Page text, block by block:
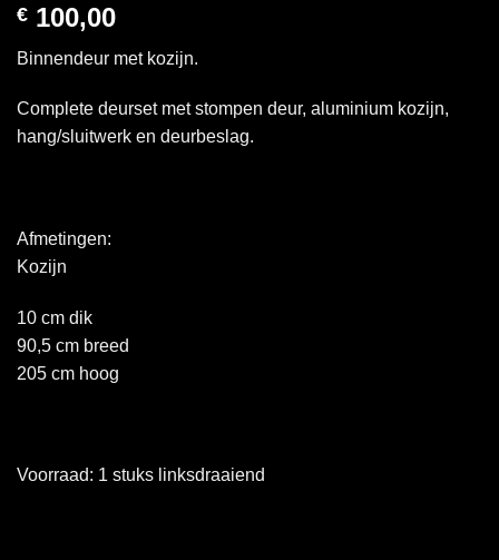
€ 100,00
Binnendeur met kozijn.
Complete deurset met stompen deur, aluminium kozijn,
hang/sluitwerk en deurbeslag.
Afmetingen:
Kozijn
10 cm dik
90,5 cm breed
205 cm hoog
Voorraad: 1 stuks linksdraaiend